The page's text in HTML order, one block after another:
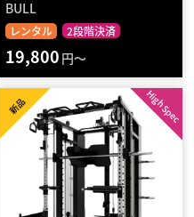
BULL
レンタル 2段階決済
19,800 円～
High Spec
新品